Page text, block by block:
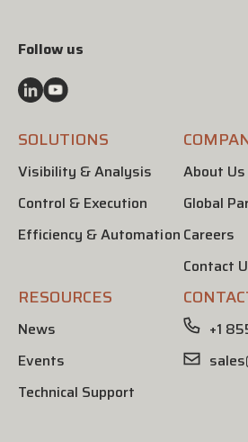
Follow us
SOLUTIONS
Visibility & Analysis
Control & Execution
Efficiency & Automation
About Us
Global
Careers
Contact
RESOURCES
News
Events
Technical Support
+1